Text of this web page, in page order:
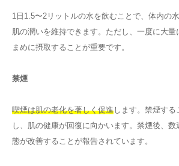
1日1.5〜2リットルの水を飲むことで、体内の
肌の潤いを維持できます。ただし、一度に大量
まめに摂取することが重要です。
禁煙
喫煙は肌の老化を著しく促進 します。禁煙す
し、肌の健康が回復に向かいます。禁煙後、
態が改善することが報告されています。